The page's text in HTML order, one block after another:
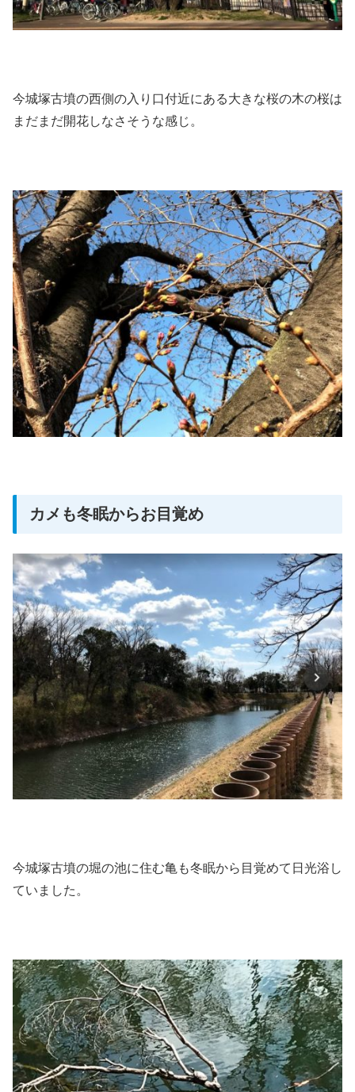
今城塚古墳の西側の入り口付近にある大きな桜の木の桜は
まだまだ開花しなさそうな感じ。
カメも冬眠からお目覚め
今城塚古墳の堀の池に住む亀も冬眠から目覚めて日光浴し
ていました。